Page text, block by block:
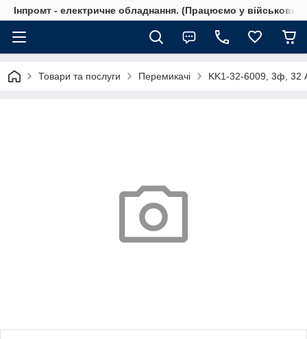
Інпромт - електричне обладнання. (Працюємо у військовий
Товари та послуги Перемикачі KK1-32-6009, 3ф, 32